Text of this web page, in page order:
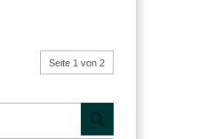
Seite 1 von 2